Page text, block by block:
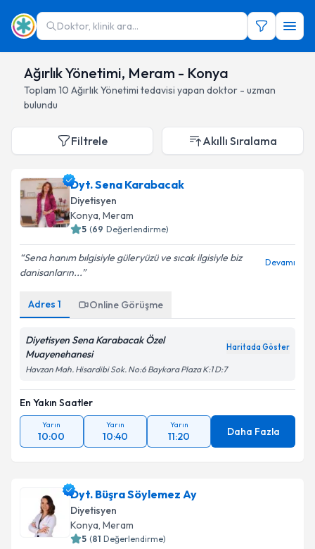
Doktor, klinik ara...
Ağırlık Yönetimi, Meram - Konya
Toplam 10 Ağırlık Yönetimi tedavisi yapan doktor - uzman
bulundu
Filtrele Akıllı Sıralama
Dyt. Sena Karabacak
Diyetisyen
Konya, Meram
5 (69 Değerlendirme)
Sena hanım bılgisiyle güleryüzü ve sıcak ilgisiyle biz
danisanların...
Devamı
Adres 1 Online Görüşme
Diyetisyen Sena Karabacak Özel
Muayenehanesi
Haritada Göster
Havzan Mah. Hisardibi Sok. No:6 Baykara Plaza K:1 D:7
En Yakın Saatler
Yarın
10:00
Yarın
10:40
Yarın
11:20 Daha Fazla
Dyt. Büşra Söylemez Ay
Diyetisyen
Konya, Meram
5 (81 Değerlendirme)